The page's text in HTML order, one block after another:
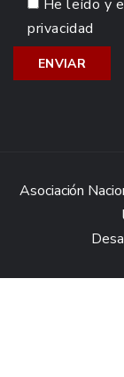
He leído y
privacidad
Asociación